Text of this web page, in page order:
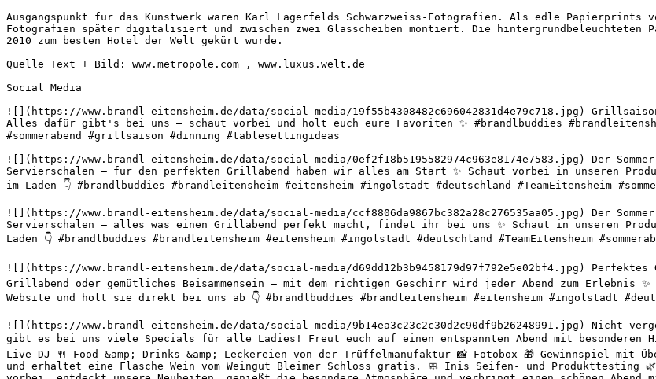
Ausgangspunkt für das Kunstwerk waren Karl Lagerfelds Schwarzweiss-Fotografien. Als edle Papierprints
Fotografien später digitalisiert und zwischen zwei Glasscheiben montiert. Die hintergrundbeleuchteten
2010 zum besten Hotel der Welt gekürt wurde.
Quelle Text + Bild: www.metropole.com , www.luxus.welt.de
Social Media
![](https://www.brandl-eitensheim.de/data/social-media/19f55b4308482c696042831d4e79c718.jpg)
Alles dafür gibt's bei uns – schaut vorbei und holt euch eure Favoriten ✨ #brandlbuddies
#sommerabend #grillsaison #dinning #tablesettingideas
![](https://www.brandl-eitensheim.de/data/social-media/0ef2f18b5195582974c963e8174e7583.jpg) Der
Servierschalen – für den perfekten Grillabend haben wir alles am Start ✨ Schaut vorbei in unseren
im Laden 👇 #brandlbuddies #brandleitensheim #eitensheim #ingolstadt #deutschland #TeamEitensheim
![](https://www.brandl-eitensheim.de/data/social-media/ccf8806da9867bc382a28c276535aa05.jpg) Der
Servierschalen – alles was einen Grillabend perfekt macht, findet ihr bei uns ✨ Schaut in unseren
Laden 👇 #brandlbuddies #brandleitensheim #eitensheim #ingolstadt #deutschland #TeamEitensheim
![](https://www.brandl-eitensheim.de/data/social-media/d69dd12b3b9458179d97f792e5e02bf4.jpg) Perfektes
Grillabend oder gemütliches Beisammensein – mit dem richtigen Geschirr wird jeder Abend zum
Website und holt sie direkt bei uns ab 👇 #brandlbuddies #brandleitensheim #eitensheim #ingolstadt
![](https://www.brandl-eitensheim.de/data/social-media/9b14ea3c23c2c30d2c90df9b26248991.jpg) Nicht
gibt es bei uns viele Specials für alle Ladies! Freut euch auf einen entspannten Abend mit besonderen
Live-DJ 🍴 Food &amp; Drinks &amp; Leckereien von der Trüffelmanufaktur 📸 Fotobox 🎁 Gewinnspiel mit
und erhaltet eine Flasche Wein vom Weingut Bleimer Schloss gratis. 🧼 Inis Seifen- und Produkttesting